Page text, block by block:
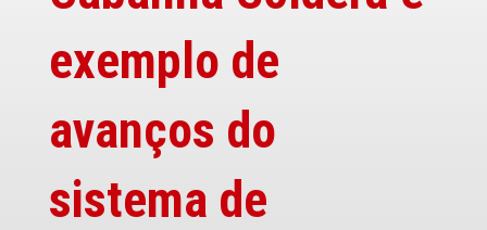
exemplo de
avanços do
sistema de